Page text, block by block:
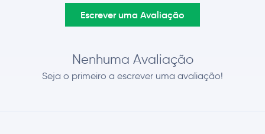
Stellar Lumens XLM
Bitcoin Cash BCH
Escrever uma Avaliação
Nenhuma Avaliação
Seja o primeiro a escrever uma avaliação!